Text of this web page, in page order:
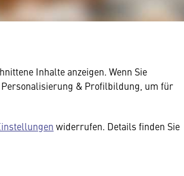
Inhalte anzeigen. Wenn Sie
& Profilbildung, um für
widerrufen. Details finden Sie